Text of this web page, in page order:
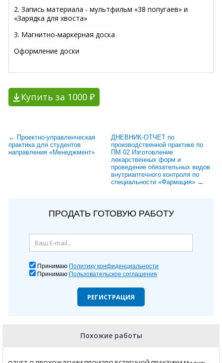
2. Запись материала - мультфильм «38 попугаев» и
«Зарядка для хвоста»
3. Магнитно-маркерная доска
Оформление доски
Купить за 1000 ₽
← Проектно-управленческая
практика для студентов
направления «Менеджмент»
ДНЕВНИК-ОТЧЕТ по
производственной практике по
ПМ 02 Изготовление
лекарственных форм и
проведение обязательных видов
внутриаптечного контроля по
специальности «Фармация» →
ПРОДАТЬ ГОТОВУЮ РАБОТУ
Принимаю Политику конфиденциальности
Принимаю Пользовательское соглашения
РЕГИСТРАЦИЯ
Похожие работы